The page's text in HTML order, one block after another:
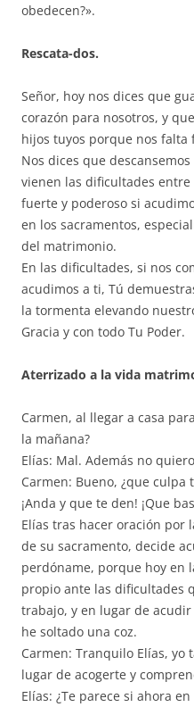
obedecen?».
Rescata-dos.
Señor, hoy nos dices que
corazón para nosotros, y
hijos tuyos porque nos falta
Nos dices que
vienen las dificultades entre
fuerte y poderoso si
en los sacramentos,
del matrimonio.
En las dificultades, si nos
acudimos a ti, Tú
la tormenta elevando
Gracia y con todo Tu Poder.
Aterrizado a la vida
Carmen, al llegar a casa
la mañana?
Elías: Mal. Además no
Carmen: Bueno, ¿que culpa
¡Anda y que te den! ¡Que
Elías tras hacer oración por
de su sacramento, decide
perdóname, porque hoy en
propio ante las dificultades
trabajo, y en lugar de
he soltado una coz.
Carmen: Tranquilo Elías, yo
lugar de acogerte y
Elías: ¿Te parece si ahora